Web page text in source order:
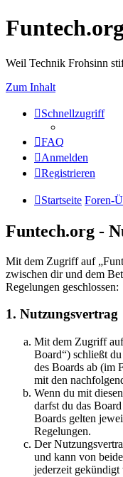
Weil Technik Frohsinn
Zum Inhalt
Schnellzugriff
FAQ
Anmelden
Registrieren
Startseite Foren-
Funtech.org -
Mit dem Zugriff auf
zwischen dir und dem
Regelungen geschlossen:
1. Nutzungsvertrag
Mit dem Zugriff
Board“) schließt
des Boards ab (im
mit den
Wenn du mit
darfst du das
Boards gelten
Regelungen.
Der
und kann von
jederzeit gekündigt